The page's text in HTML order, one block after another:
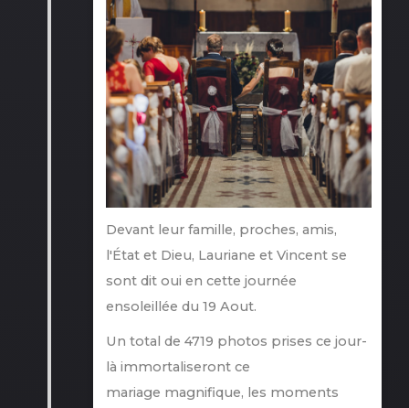
Devant leur famille, proches, amis,
l'État et Dieu, Lauriane et Vincent se
sont dit oui en cette journée
ensoleillée du 19 Aout.
Un total de 4719 photos prises ce jour-
là immortaliseront ce
mariage magnifique, les moments